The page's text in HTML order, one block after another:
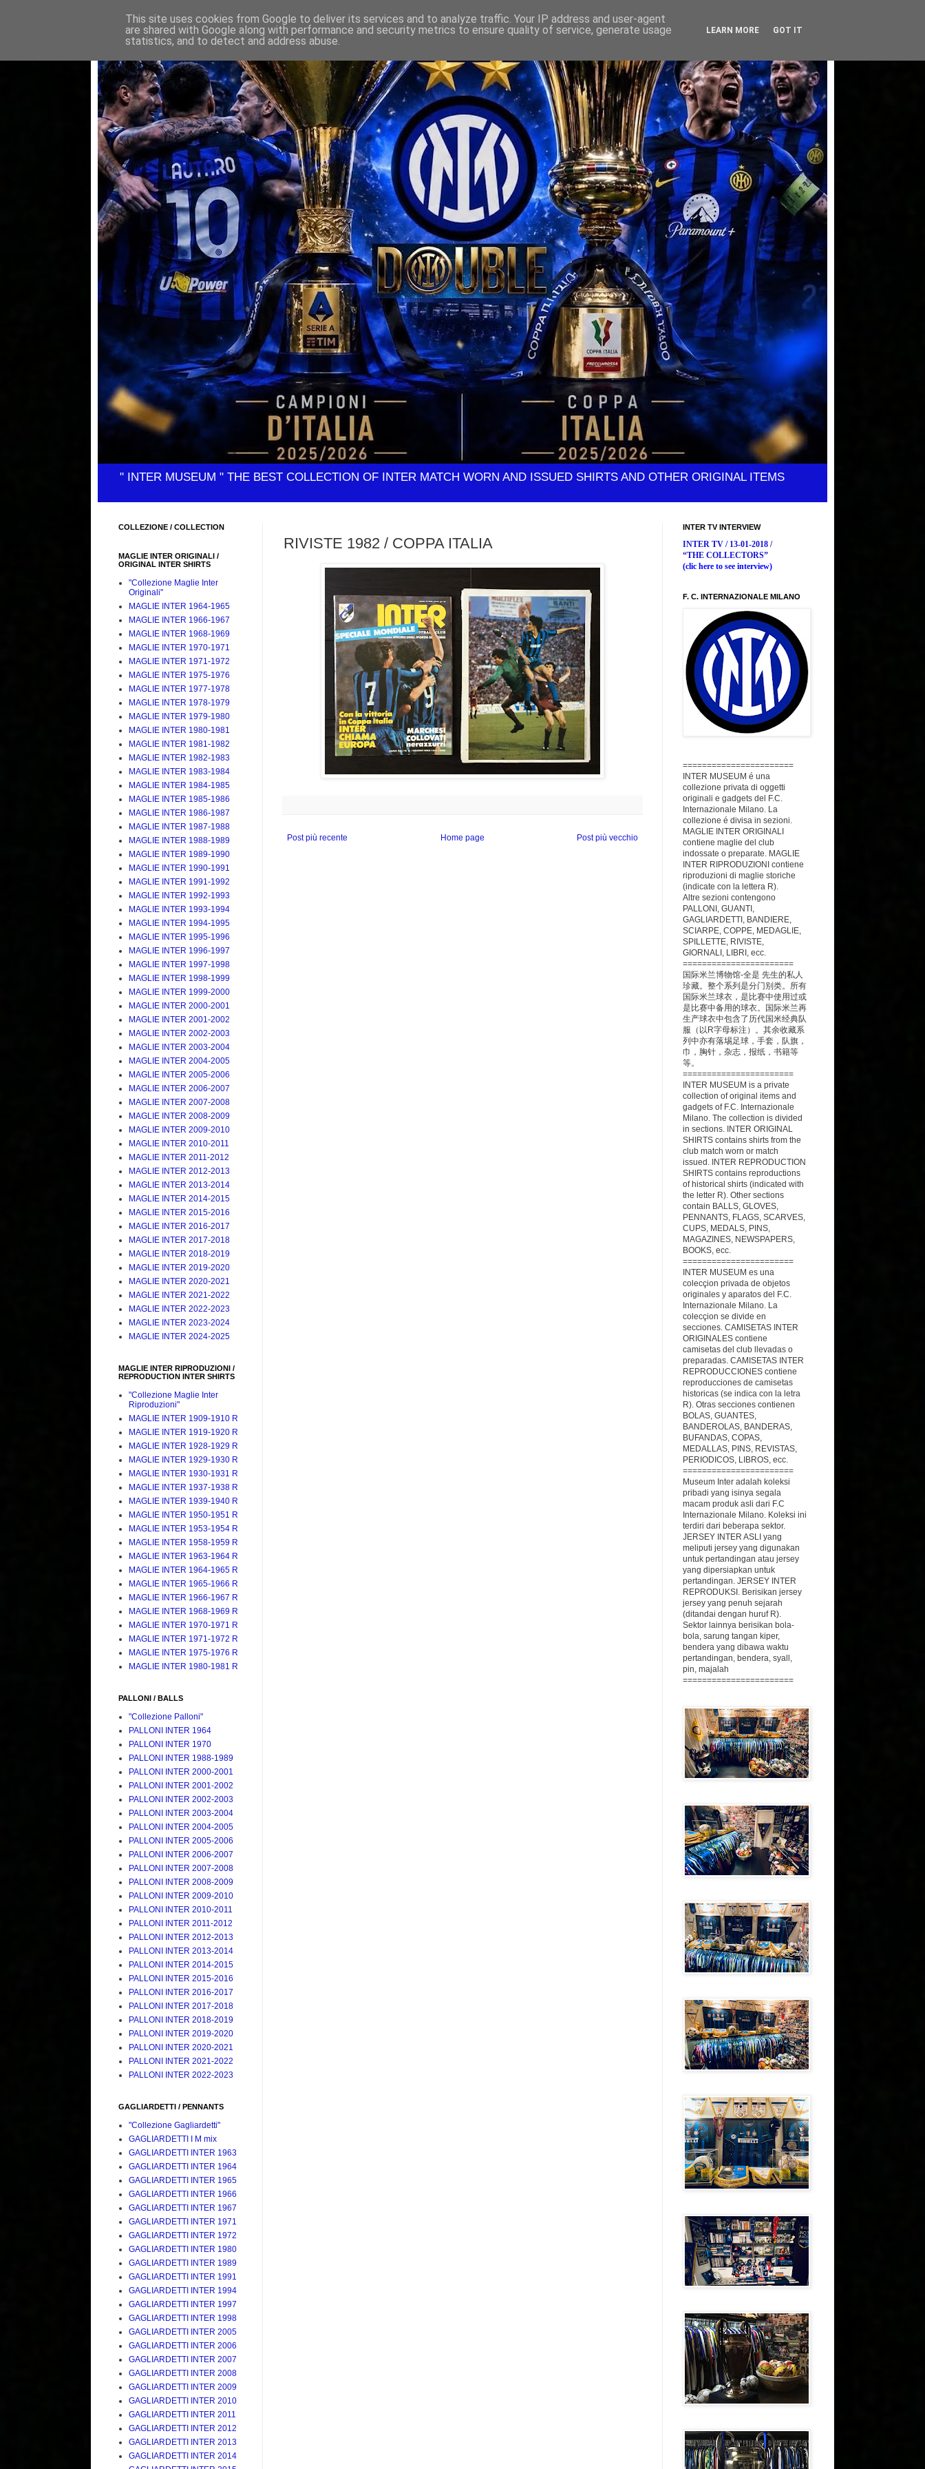
" INTER MUSEUM " THE BEST COLLECTION OF INTER MATCH WORN AND ISSUED SHIRTS AND OTHER ORIGINAL ITEMS
RIVISTE 1982 / COPPA ITALIA
Post più recente Post più vecchio
Home page
COLLEZIONE / COLLECTION
MAGLIE INTER ORIGINALI /
ORIGINAL INTER SHIRTS
"Collezione Maglie Inter
Originali"
MAGLIE INTER 1964-1965
MAGLIE INTER 1966-1967
MAGLIE INTER 1968-1969
MAGLIE INTER 1970-1971
MAGLIE INTER 1971-1972
MAGLIE INTER 1975-1976
MAGLIE INTER 1977-1978
MAGLIE INTER 1978-1979
MAGLIE INTER 1979-1980
MAGLIE INTER 1980-1981
MAGLIE INTER 1981-1982
MAGLIE INTER 1982-1983
MAGLIE INTER 1983-1984
MAGLIE INTER 1984-1985
MAGLIE INTER 1985-1986
MAGLIE INTER 1986-1987
MAGLIE INTER 1987-1988
MAGLIE INTER 1988-1989
MAGLIE INTER 1989-1990
MAGLIE INTER 1990-1991
MAGLIE INTER 1991-1992
MAGLIE INTER 1992-1993
MAGLIE INTER 1993-1994
MAGLIE INTER 1994-1995
MAGLIE INTER 1995-1996
MAGLIE INTER 1996-1997
MAGLIE INTER 1997-1998
MAGLIE INTER 1998-1999
MAGLIE INTER 1999-2000
MAGLIE INTER 2000-2001
MAGLIE INTER 2001-2002
MAGLIE INTER 2002-2003
MAGLIE INTER 2003-2004
MAGLIE INTER 2004-2005
MAGLIE INTER 2005-2006
MAGLIE INTER 2006-2007
MAGLIE INTER 2007-2008
MAGLIE INTER 2008-2009
MAGLIE INTER 2009-2010
MAGLIE INTER 2010-2011
MAGLIE INTER 2011-2012
MAGLIE INTER 2012-2013
MAGLIE INTER 2013-2014
MAGLIE INTER 2014-2015
MAGLIE INTER 2015-2016
MAGLIE INTER 2016-2017
MAGLIE INTER 2017-2018
MAGLIE INTER 2018-2019
MAGLIE INTER 2019-2020
MAGLIE INTER 2020-2021
MAGLIE INTER 2021-2022
MAGLIE INTER 2022-2023
MAGLIE INTER 2023-2024
MAGLIE INTER 2024-2025
MAGLIE INTER RIPRODUZIONI /
REPRODUCTION INTER SHIRTS
"Collezione Maglie Inter
Riproduzioni"
MAGLIE INTER 1909-1910 R
MAGLIE INTER 1919-1920 R
MAGLIE INTER 1928-1929 R
MAGLIE INTER 1929-1930 R
MAGLIE INTER 1930-1931 R
MAGLIE INTER 1937-1938 R
MAGLIE INTER 1939-1940 R
MAGLIE INTER 1950-1951 R
MAGLIE INTER 1953-1954 R
MAGLIE INTER 1958-1959 R
MAGLIE INTER 1963-1964 R
MAGLIE INTER 1964-1965 R
MAGLIE INTER 1965-1966 R
MAGLIE INTER 1966-1967 R
MAGLIE INTER 1968-1969 R
MAGLIE INTER 1970-1971 R
MAGLIE INTER 1971-1972 R
MAGLIE INTER 1975-1976 R
MAGLIE INTER 1980-1981 R
PALLONI / BALLS
"Collezione Palloni"
PALLONI INTER 1964
PALLONI INTER 1970
PALLONI INTER 1988-1989
PALLONI INTER 2000-2001
PALLONI INTER 2001-2002
PALLONI INTER 2002-2003
PALLONI INTER 2003-2004
PALLONI INTER 2004-2005
PALLONI INTER 2005-2006
PALLONI INTER 2006-2007
PALLONI INTER 2007-2008
PALLONI INTER 2008-2009
PALLONI INTER 2009-2010
PALLONI INTER 2010-2011
PALLONI INTER 2011-2012
PALLONI INTER 2012-2013
PALLONI INTER 2013-2014
PALLONI INTER 2014-2015
PALLONI INTER 2015-2016
PALLONI INTER 2016-2017
PALLONI INTER 2017-2018
PALLONI INTER 2018-2019
PALLONI INTER 2019-2020
PALLONI INTER 2020-2021
PALLONI INTER 2021-2022
PALLONI INTER 2022-2023
GAGLIARDETTI / PENNANTS
"Collezione Gagliardetti"
GAGLIARDETTI I M mix
GAGLIARDETTI INTER 1963
GAGLIARDETTI INTER 1964
GAGLIARDETTI INTER 1965
GAGLIARDETTI INTER 1966
GAGLIARDETTI INTER 1967
GAGLIARDETTI INTER 1971
GAGLIARDETTI INTER 1972
GAGLIARDETTI INTER 1980
GAGLIARDETTI INTER 1989
GAGLIARDETTI INTER 1991
GAGLIARDETTI INTER 1994
GAGLIARDETTI INTER 1997
GAGLIARDETTI INTER 1998
GAGLIARDETTI INTER 2005
GAGLIARDETTI INTER 2006
GAGLIARDETTI INTER 2007
GAGLIARDETTI INTER 2008
GAGLIARDETTI INTER 2009
GAGLIARDETTI INTER 2010
GAGLIARDETTI INTER 2011
GAGLIARDETTI INTER 2012
GAGLIARDETTI INTER 2013
GAGLIARDETTI INTER 2014
INTER TV INTERVIEW
INTER TV / 13-01-2018 /
“THE COLLECTORS”
(clic here to see interview)
F. C. INTERNAZIONALE MILANO
=======================
INTER MUSEUM é una
collezione privata di oggetti
originali e gadgets del F.C.
Internazionale Milano. La
collezione é divisa in sezioni.
MAGLIE INTER ORIGINALI
contiene maglie del club
indossate o preparate. MAGLIE
INTER RIPRODUZIONI contiene
riproduzioni di maglie storiche
(indicate con la lettera R).
Altre sezioni contengono
PALLONI, GUANTI,
GAGLIARDETTI, BANDIERE,
SCIARPE, COPPE, MEDAGLIE,
SPILLETTE, RIVISTE,
GIORNALI, LIBRI, ecc.
=======================
国际米兰博物馆-全是 先生的私人
珍藏。整个系列是分门别类。所有
国际米兰球衣，是比赛中使用过或
是比赛中备用的球衣。
国际米兰再
生产球衣中包含了历代国米经典队
服（以R字母标注）。 其余收藏系
列中亦有落埸足球，手套，队旗，
巾，胸针，杂志，报纸，书籍等
等。
=======================
INTER MUSEUM is a private
collection of original items and
gadgets of F.C. Internazionale
Milano. The collection is divided
in sections. INTER ORIGINAL
SHIRTS contains shirts from the
club match worn or match
issued. INTER REPRODUCTION
SHIRTS contains reproductions
of historical shirts (indicated with
the letter R). Other sections
contain BALLS, GLOVES,
PENNANTS, FLAGS, SCARVES,
CUPS, MEDALS, PINS,
MAGAZINES, NEWSPAPERS,
BOOKS, ecc.
=======================
INTER MUSEUM es una
colecçion privada de objetos
originales y aparatos del F.C.
Internazionale Milano. La
colecçion se divide en
secciones. CAMISETAS INTER
ORIGINALES contiene
camisetas del club llevadas o
preparadas. CAMISETAS INTER
REPRODUCCIONES contiene
reproducciones de camisetas
historicas (se indica con la letra
R). Otras secciones contienen
BOLAS, GUANTES,
BANDEROLAS, BANDERAS,
BUFANDAS, COPAS,
MEDALLAS, PINS, REVISTAS,
PERIODICOS, LIBROS, ecc.
=======================
Museum Inter adalah koleksi
pribadi yang isinya segala
macam produk asli dari F.C
Internazionale Milano. Koleksi ini
terdiri dari beberapa sektor.
JERSEY INTER ASLI yang
meliputi jersey yang digunakan
untuk pertandingan atau jersey
yang dipersiapkan untuk
pertandingan. JERSEY INTER
REPRODUKSI. Berisikan jersey
jersey yang penuh sejarah
(ditandai dengan huruf R).
Sektor lainnya berisikan bola-
bola, sarung tangan kiper,
bendera yang dibawa waktu
pertandingan, bendera, syall,
pin, majalah
=======================
This site uses cookies from Google to deliver its services and to analyze traffic. Your IP address and user-agent
are shared with Google along with performance and security metrics to ensure quality of service, generate usage
statistics, and to detect and address abuse.
LEARN MORE GOT IT